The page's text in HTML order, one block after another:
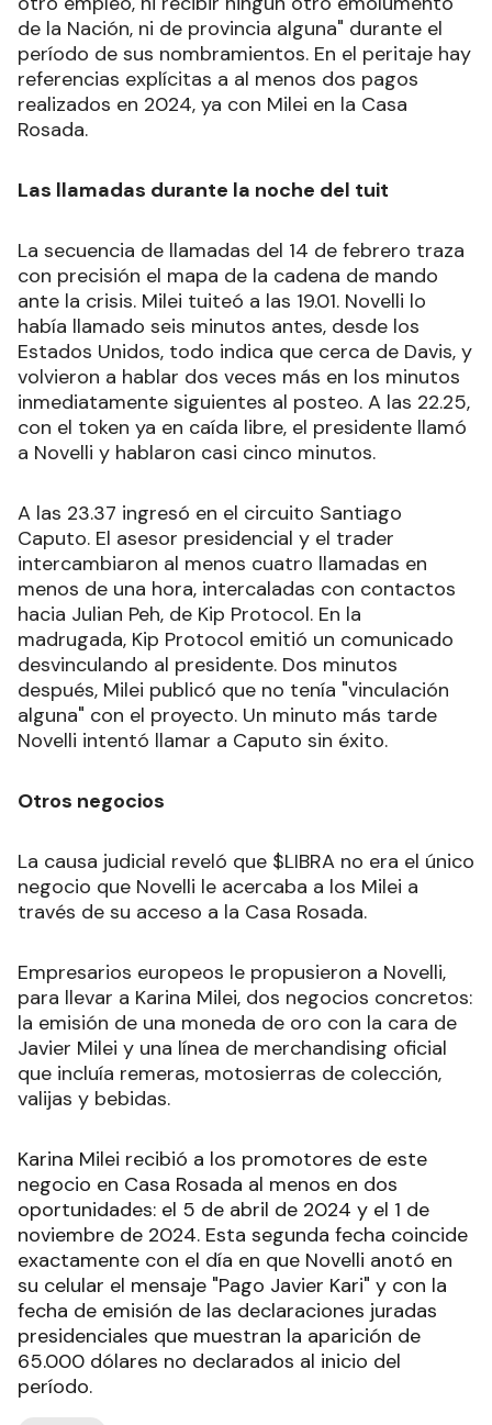
de la Nación, ni de provincia alguna" durante el
período de sus nombramientos. En el peritaje hay
referencias explícitas a al menos dos pagos
realizados en 2024, ya con Milei en la Casa
Rosada.
Las llamadas durante la noche del tuit
La secuencia de llamadas del 14 de febrero traza
con precisión el mapa de la cadena de mando
ante la crisis. Milei tuiteó a las 19.01. Novelli lo
había llamado seis minutos antes, desde los
Estados Unidos, todo indica que cerca de Davis, y
volvieron a hablar dos veces más en los minutos
inmediatamente siguientes al posteo. A las 22.25,
con el token ya en caída libre, el presidente llamó
a Novelli y hablaron casi cinco minutos.
A las 23.37 ingresó en el circuito Santiago
Caputo. El asesor presidencial y el trader
intercambiaron al menos cuatro llamadas en
menos de una hora, intercaladas con contactos
hacia Julian Peh, de Kip Protocol. En la
madrugada, Kip Protocol emitió un comunicado
desvinculando al presidente. Dos minutos
después, Milei publicó que no tenía "vinculación
alguna" con el proyecto. Un minuto más tarde
Novelli intentó llamar a Caputo sin éxito.
Otros negocios
La causa judicial reveló que $LIBRA no era el único
negocio que Novelli le acercaba a los Milei a
través de su acceso a la Casa Rosada.
Empresarios europeos le propusieron a Novelli,
para llevar a Karina Milei, dos negocios concretos:
la emisión de una moneda de oro con la cara de
Javier Milei y una línea de merchandising oficial
que incluía remeras, motosierras de colección,
valijas y bebidas.
Karina Milei recibió a los promotores de este
negocio en Casa Rosada al menos en dos
oportunidades: el 5 de abril de 2024 y el 1 de
noviembre de 2024. Esta segunda fecha coincide
exactamente con el día en que Novelli anotó en
su celular el mensaje "Pago Javier Kari" y con la
fecha de emisión de las declaraciones juradas
presidenciales que muestran la aparición de
65.000 dólares no declarados al inicio del
período.